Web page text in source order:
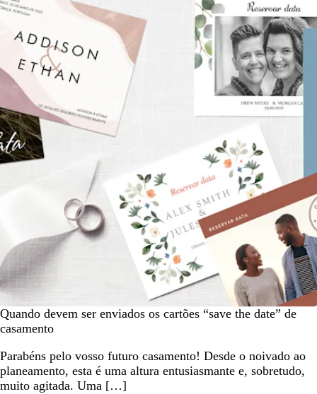
Quando devem ser enviados os cartões “save the date” de
casamento
Parabéns pelo vosso futuro casamento! Desde o noivado ao
planeamento, esta é uma altura entusiasmante e, sobretudo,
muito agitada. Uma […]